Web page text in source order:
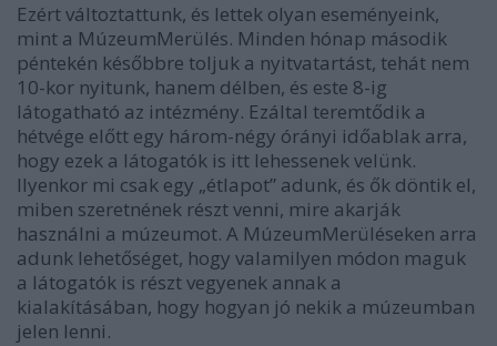
Ezért változtattunk, és lettek olyan eseményeink,
mint a MúzeumMerülés. Minden hónap második
péntekén későbbre toljuk a nyitvatartást, tehát nem
10-kor nyitunk, hanem délben, és este 8-ig
látogatható az intézmény. Ezáltal teremtődik a
hétvége előtt egy három-négy órányi időablak arra,
hogy ezek a látogatók is itt lehessenek velünk.
Ilyenkor mi csak egy „étlapot” adunk, és ők döntik el,
miben szeretnének részt venni, mire akarják
használni a múzeumot. A MúzeumMerüléseken arra
adunk lehetőséget, hogy valamilyen módon maguk
a látogatók is részt vegyenek annak a
kialakításában, hogy hogyan jó nekik a múzeumban
jelen lenni.